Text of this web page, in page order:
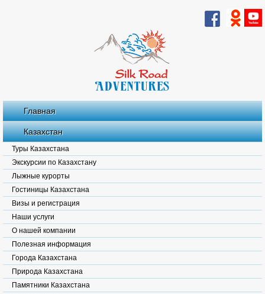
Главная
Казахстан
Туры Казахстана
Экскурсии по Казахстану
Лыжные курорты
Гостиницы Казахстана
Визы и регистрация
Наши услуги
О нашей компании
Полезная информация
Города Казахстана
Природа Казахстана
Памятники Казахстана